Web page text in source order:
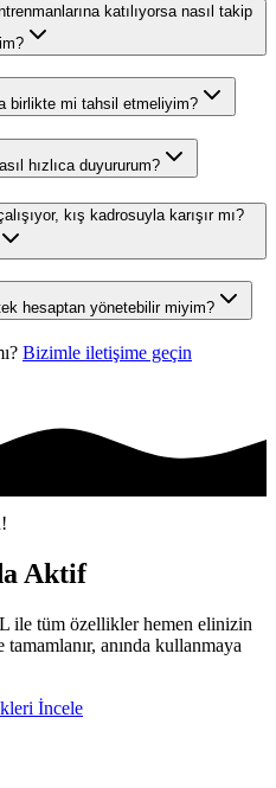
katılıyorsa nasıl takip
birlikte mi tahsil etmeliyim?
hızlıca duyururum?
kış kadrosuyla karışır mı?
hesaptan yönetebilir miyim?
Bizimle iletişime geçin
Aktif
ile tüm özellikler hemen elinizin
anında kullanmaya
İncele